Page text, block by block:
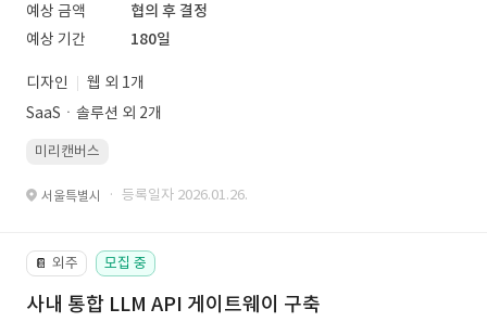
예상 금액
협의 후 결정
예상 기간
180일
디자인
웹 외 1개
SaaSㆍ솔루션 외 2개
미리캔버스
서울특별시 · 등록일자 2026.01.26.
📔 외주 모집 중
사내 통합 LLM API 게이트웨이 구축